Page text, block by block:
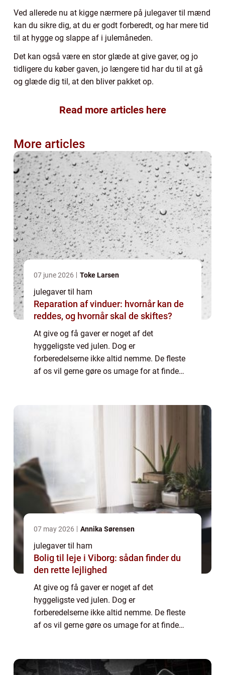
Ved allerede nu at kigge nærmere på julegaver til mænd
kan du sikre dig, at du er godt forberedt, og har mere tid
til at hygge og slappe af i julemåneden.
Det kan også være en stor glæde at give gaver, og jo
tidligere du køber gaven, jo længere tid har du til at gå
og glæde dig til, at den bliver pakket op.
Read more articles here
More articles
07 june 2026 Toke Larsen
julegaver til ham
Reparation af vinduer: hvornår kan de
reddes, og hvornår skal de skiftes?
At give og få gaver er noget af det
hyggeligste ved julen. Dog er
forberedelserne ikke altid nemme. De fleste
af os vil gerne gøre os umage for at finde
07 may 2026 Annika Sørensen
julegaver til ham
Bolig til leje i Viborg: sådan finder du
den rette lejlighed
At give og få gaver er noget af det
hyggeligste ved julen. Dog er
forberedelserne ikke altid nemme. De fleste
af os vil gerne gøre os umage for at finde
når man ska...